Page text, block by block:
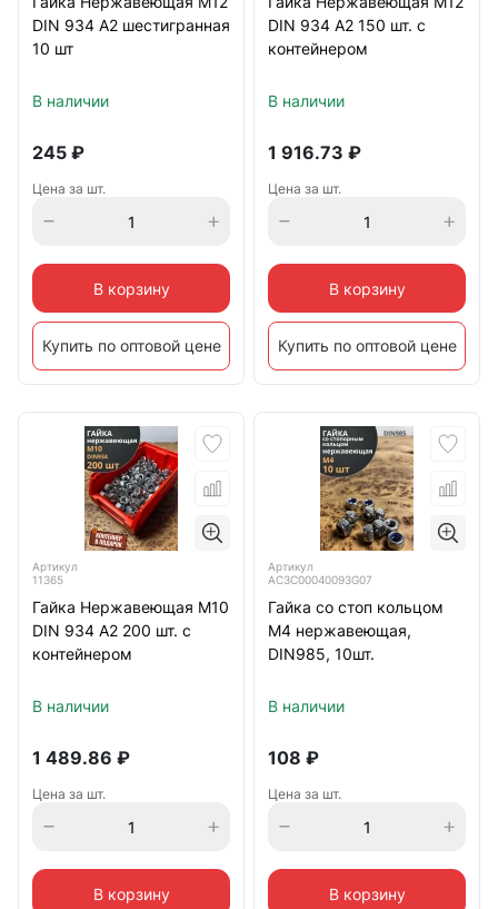
DIN 934 А2 шестигранная
10 шт
В наличии
245 ₽
Цена за шт.
В корзину
Купить по оптовой цене
DIN 934 А2 150 шт. с
контейнером
В наличии
1 916.73 ₽
Цена за шт.
В корзину
Купить по оптовой цене
Артикул
11365
Гайка Нержавеющая М10
DIN 934 А2 200 шт. с
контейнером
В наличии
1 489.86 ₽
Цена за шт.
В корзину
Артикул
АС3C00040093G07
Гайка со стоп кольцом
М4 нержавеющая,
DIN985, 10шт.
В наличии
108 ₽
Цена за шт.
В корзину